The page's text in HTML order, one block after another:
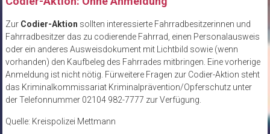
Zur Codier-Aktion sollten interessierte Fahrradbesitzerinnen und
Fahrradbesitzer das zu codierende Fahrrad, einen Personalausweis
oder ein anderes Ausweisdokument mit Lichtbild sowie (wenn
vorhanden) den Kaufbeleg des Fahrrades mitbringen. Eine vorherige
Anmeldung ist nicht nötig. Fürweitere Fragen zur Codier-Aktion steht
das Kriminalkommissariat Kriminalprävention/Opferschutz unter
der Telefonnummer 02104 982-7777 zur Verfügung.
Quelle: Kreispolizei Mettmann